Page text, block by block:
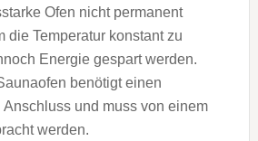
Ofen nicht permanent
die Temperatur konstant zu
Energie gespart werden.
benötigt einen
und muss von einem
werden.